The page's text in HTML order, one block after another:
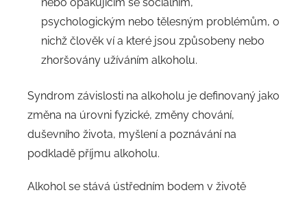
psychologickým nebo tělesným problémům, o
nichž člověk ví a které jsou způsobeny nebo
zhoršovány užíváním alkoholu.
Syndrom závislosti na alkoholu je definovaný jako
změna na úrovni fyzické, změny chování,
duševního života, myšlení a poznávání na
podkladě příjmu alkoholu.
Alkohol se stává ústředním bodem v životě